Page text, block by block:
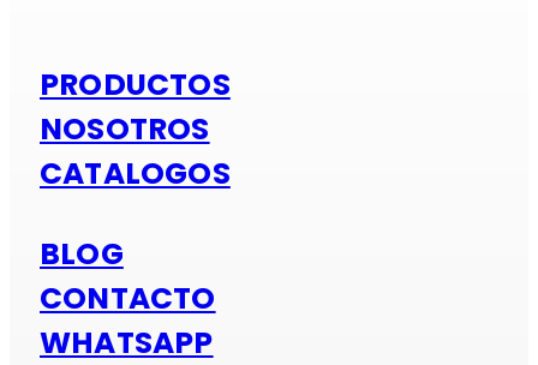
PRODUCTOS
NOSOTROS
CATALOGOS
BLOG
CONTACTO
WHATSAPP